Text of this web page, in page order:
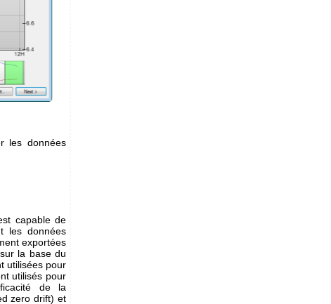
les données
capable de
les données
exportées
la base du
utilisées pour
utilisés pour
de la
zero drift) et